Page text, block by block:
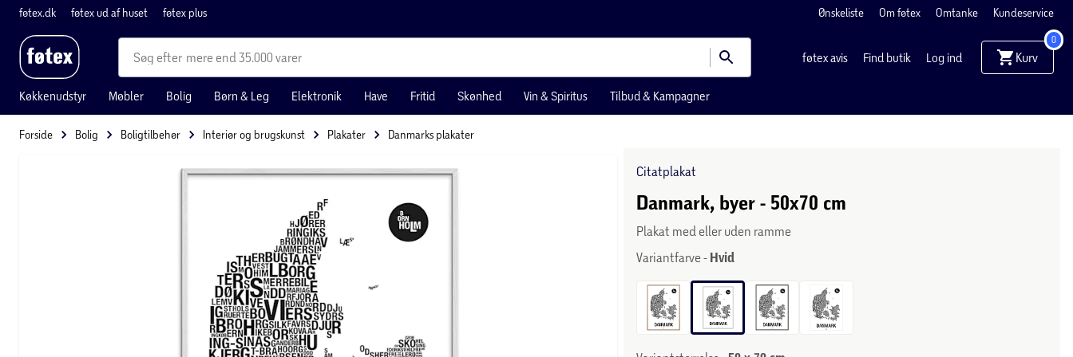
føtex.dk føtex ud af huset føtex plus Ønskeliste Om føtex Omtanke Kundeservice
mere end 35.000 varer føtex avis Find butik Log ind Kurv
0
Køkkenudstyr Møbler Bolig Børn & Leg Elektronik Have Fritid Skønhed Vin & Spiritus Tilbud & Kampagner
Forside Bolig Boligtilbehør Interiør og brugskunst Plakater Danmarks plakater
Citatplakat
Danmark, byer - 50x70 cm
Plakat med eller uden ramme
Variantfarve - Hvid